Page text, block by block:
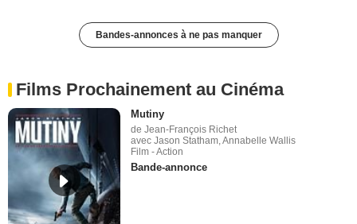
Bandes-annonces à ne pas manquer
Films Prochainement au Cinéma
Mutiny
de Jean-François Richet
avec Jason Statham, Annabelle Wallis
Film - Action
Bande-annonce